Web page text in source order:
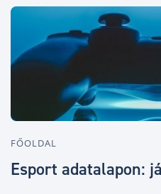
FŐOLDAL
Esport adatalapon: